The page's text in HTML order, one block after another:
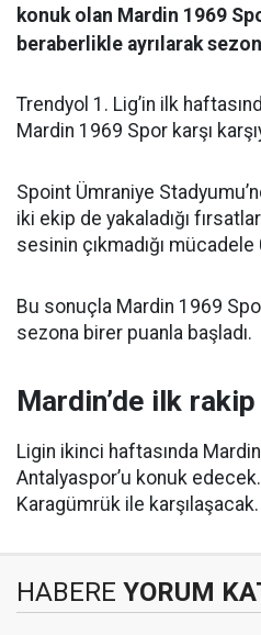
konuk olan Mardin 1969
beraberlikle ayrılarak
Trendyol 1. Lig’in ilk
Mardin 1969 Spor karşı
Spoint Ümraniye
iki ekip de yakaladığı
sesinin çıkmadığı
Bu sonuçla Mardin 1969
sezona birer puanla başladı.
Mardin’de ilk
Ligin ikinci haftasında
Antalyaspor’u konuk
Karagümrük ile karşılaşacak.
HABERE YORUM